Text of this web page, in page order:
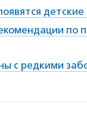
с редкими